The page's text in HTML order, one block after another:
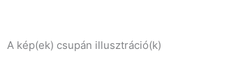
A kép(ek) csupán illusztráció(k)